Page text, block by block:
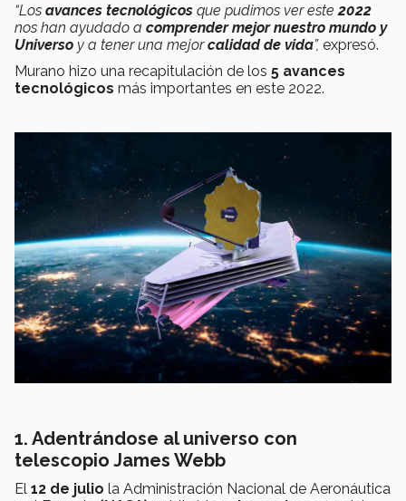
“Los avances tecnológicos que pudimos ver este 2022
nos han ayudado a comprender mejor nuestro mundo y
Universo y a tener una mejorcalidad de vida”, expresó.
Murano hizo una recapitulación de los 5 avances
tecnológicos más importantes en este 2022.
1. Adentrándose al universo con
telescopio James Webb
El 12 de julio la Administración Nacional de Aeronáutica